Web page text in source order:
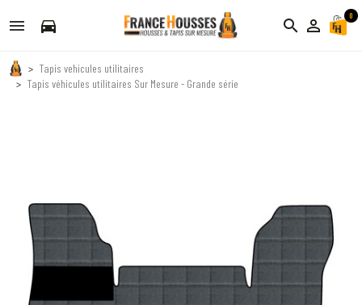
directions_car search person_outline
0
Tapis vehicules utilitaires
Tapis véhicules utilitaires Sur Mesure - Grande série